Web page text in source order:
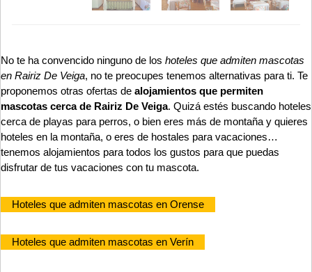
No te ha convencido ninguno de los hoteles que admiten mascotas
en Rairiz De Veiga, no te preocupes tenemos alternativas para ti. Te
proponemos otras ofertas de alojamientos que permiten
mascotas cerca de Rairiz De Veiga. Quizá estés buscando hoteles
cerca de playas para perros, o bien eres más de montaña y quieres
hoteles en la montaña, o eres de hostales para vacaciones…
tenemos alojamientos para todos los gustos para que puedas
disfrutar de tus vacaciones con tu mascota.
Hoteles que admiten mascotas en Orense
Hoteles que admiten mascotas en Verín